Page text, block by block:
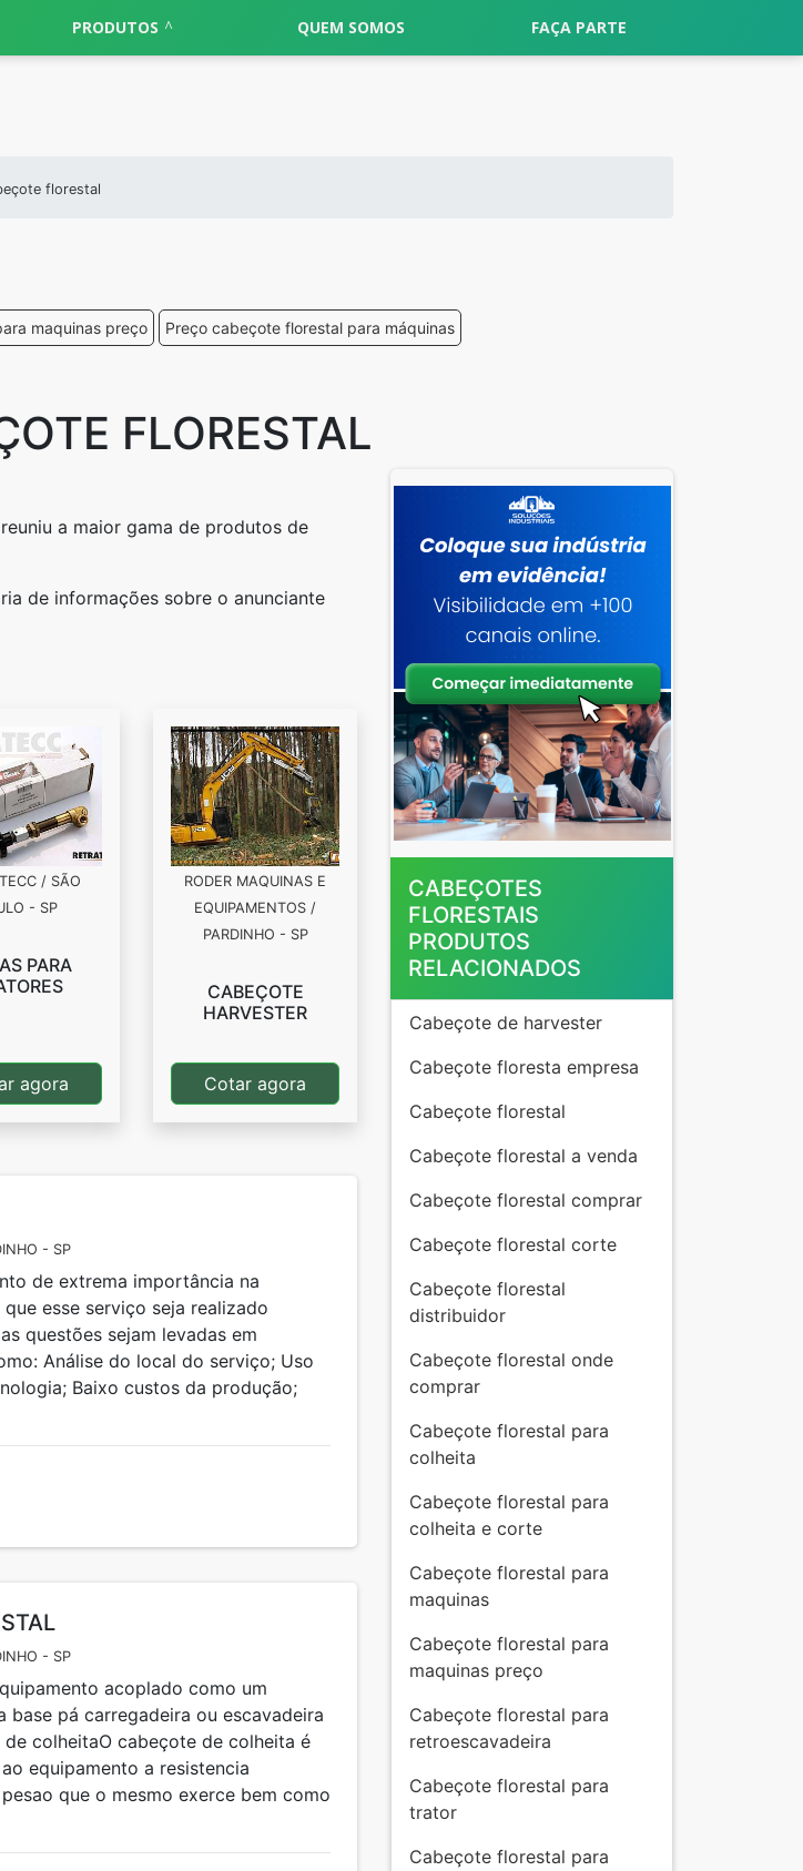
PRODUTOS QUEM SOMOS FAÇA PARTE
florestal
maquinas preço Preço cabeçote florestal para máquinas
FLORESTAL
a maior gama de produtos de
de informações sobre o anunciante
/ SÃO
- SP
PARA
agora
RODER MAQUINAS E
EQUIPAMENTOS /
PARDINHO - SP
CABEÇOTE
HARVESTER
Cotar agora
- SP
de extrema importância na
esse serviço seja realizado
questões sejam levadas em
Análise do local do serviço; Uso
Baixo custos da produção;
- SP
acoplado como um
base pá carregadeira ou escavadeira
colheitaO cabeçote de colheita é
equipamento a resistencia
que o mesmo exerce bem como
CABEÇOTES
FLORESTAIS
PRODUTOS
RELACIONADOS
Cabeçote de harvester
Cabeçote floresta empresa
Cabeçote florestal
Cabeçote florestal a venda
Cabeçote florestal comprar
Cabeçote florestal corte
Cabeçote florestal
distribuidor
Cabeçote florestal onde
comprar
Cabeçote florestal para
colheita
Cabeçote florestal para
colheita e corte
Cabeçote florestal para
maquinas
Cabeçote florestal para
maquinas preço
Cabeçote florestal para
retroescavadeira
Cabeçote florestal para
trator
Cabeçote florestal para